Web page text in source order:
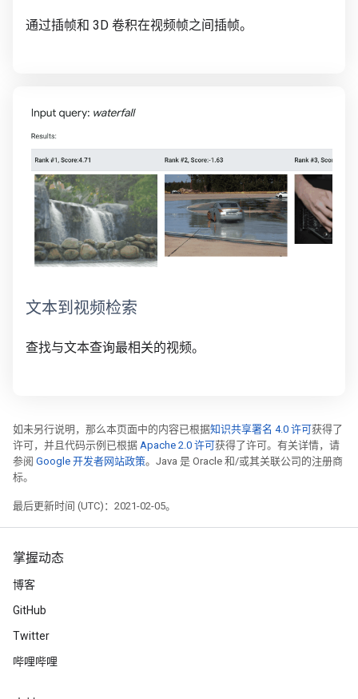
通过插帧和 3D 卷积在视频帧之间插帧。
文本到视频检索
查找与文本查询最相关的视频。
如未另行说明，那么本页面中的内容已根据知识共享署名 4.0 许可获得了
许可，并且代码示例已根据 Apache 2.0 许可获得了许可。有关详情，请
参阅 Google 开发者网站政策。Java 是 Oracle 和/或其关联公司的注册商
标。
最后更新时间 (UTC)：2021-02-05。
掌握动态
博客
GitHub
Twitter
哔哩哔哩